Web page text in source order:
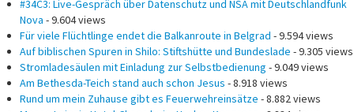
#34C3: Live-Gespräch über Datenschutz und NSA mit Deutschlandfunk
Nova - 9.604 views
Für viele Flüchtlinge endet die Balkanroute in Belgrad - 9.594 views
Auf biblischen Spuren in Shilo: Stiftshütte und Bundeslade - 9.305 views
Stromladesäulen mit Einladung zur Selbstbedienung - 9.049 views
Am Bethesda-Teich stand auch schon Jesus - 8.918 views
Rund um mein Zuhause gibt es Feuerwehreinsätze - 8.882 views